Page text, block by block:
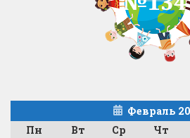
Февраль
Пн
Вт Ср Чт